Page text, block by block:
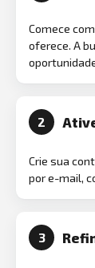
Comece
oferece. A
2
Crie sua
por e-mail,
3